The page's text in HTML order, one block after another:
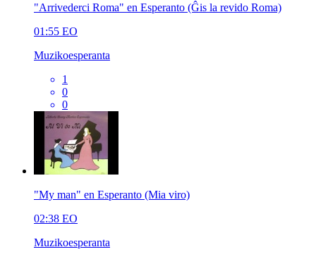
"Arrivederci Roma" en Esperanto (Ĝis la revido Roma)
01:55 EO
Muzikoesperanta
1
0
0
"My man" en Esperanto (Mia viro)
02:38 EO
Muzikoesperanta